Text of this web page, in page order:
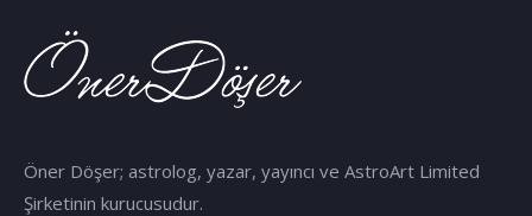
Öner Döşer; astrolog, yazar, yayıncı ve AstroArt Limited
Şirketinin kurucusudur.